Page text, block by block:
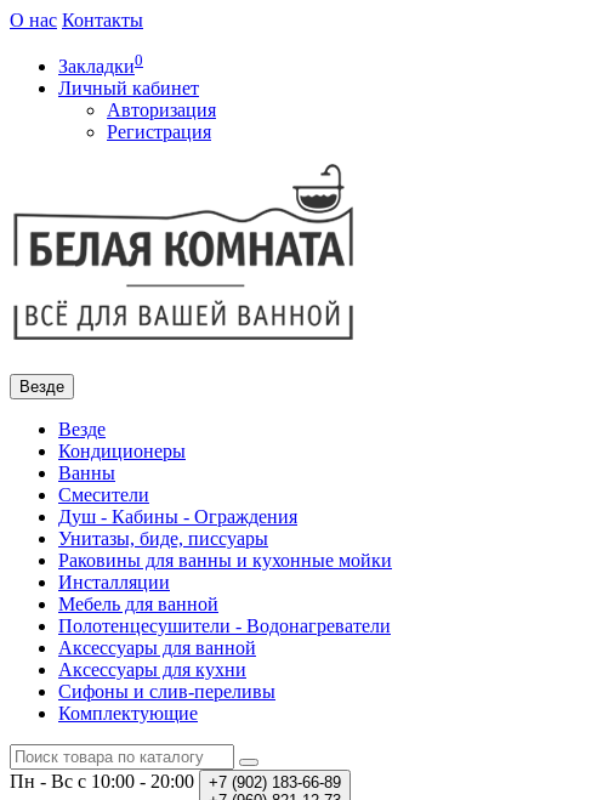
О нас Контакты
Закладки0
Личный кабинет
Авторизация
Регистрация
Везде
Везде
Кондиционеры
Ванны
Смесители
Душ - Кабины - Ограждения
Унитазы, биде, писсуары
Раковины для ванны и кухонные мойки
Инсталляции
Мебель для ванной
Полотенцесушители - Водонагреватели
Аксессуары для ванной
Аксессуары для кухни
Сифоны и слив-переливы
Комплектующие
Пн - Вс с 10:00 - 20:00 +7 (902) 183-66-89